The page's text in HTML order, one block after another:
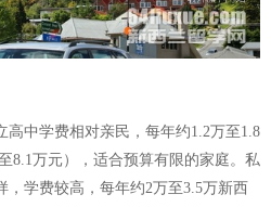
高中学费相对亲民，每年约1.2万至1.8
8.1万元），适合预算有限的家庭。私
学费较高，每年约2万至3.5万新西